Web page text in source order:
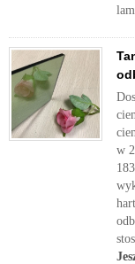
w